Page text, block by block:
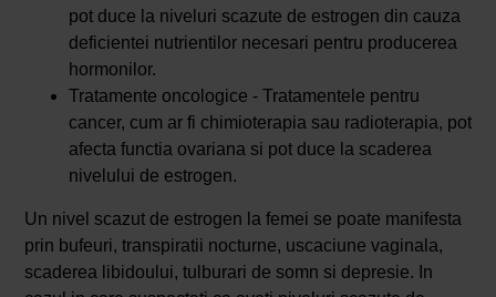
pot duce la niveluri scazute de estrogen din cauza
deficientei nutrientilor necesari pentru producerea
hormonilor.
Tratamente oncologice - Tratamentele pentru
cancer, cum ar fi chimioterapia sau radioterapia, pot
afecta functia ovariana si pot duce la scaderea
nivelului de estrogen.
Un nivel scazut de estrogen la femei se poate manifesta
prin bufeuri, transpiratii nocturne, uscaciune vaginala,
scaderea libidoului, tulburari de somn si depresie. In